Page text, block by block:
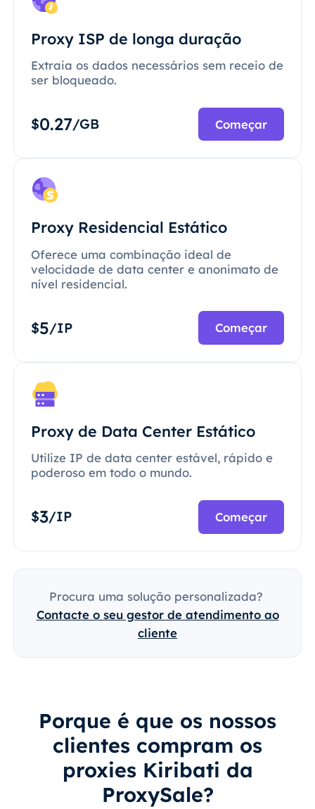
Proxy ISP de longa duração
Extraia os dados necessários sem receio de
ser bloqueado.
$0.27/GB Começar
Proxy Residencial Estático
Oferece uma combinação ideal de
velocidade de data center e anonimato de
nível residencial.
$5/IP Começar
Proxy de Data Center Estático
Utilize IP de data center estável, rápido e
poderoso em todo o mundo.
$3/IP Começar
Procura uma solução personalizada?
Contacte o seu gestor de atendimento ao
cliente
Porque é que os nossos
clientes compram os
proxies Kiribati da
ProxySale?